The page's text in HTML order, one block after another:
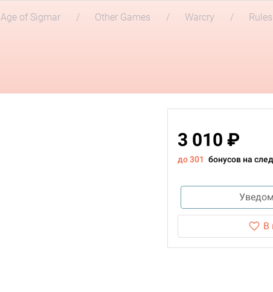
Age of Sigmar Other Games Warcry
3 010 ₽
до 301 бонусов на
В